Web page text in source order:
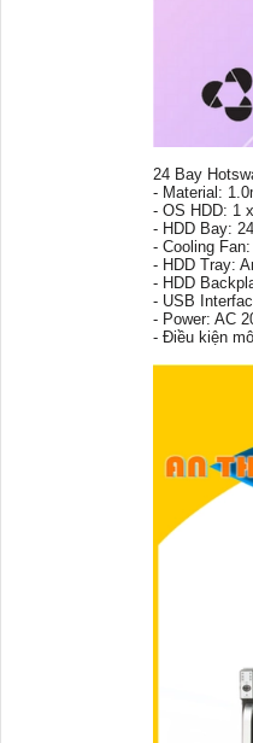
24 Bay
- Material:
- OS HDD: 1
- HDD Bay:
- Cooling
- HDD Tray:
- HDD
- USB
- Power: AC
- Điều kiện